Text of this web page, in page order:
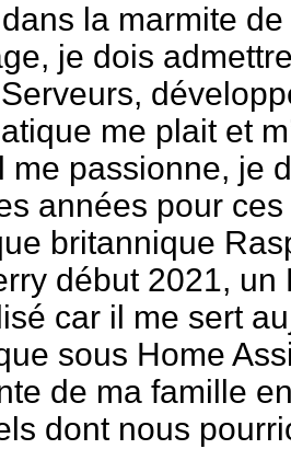
la marmite
je dois
me plait et
me passionne, je
années pour
britannique
début 2021,
car il me sert
sous Home
de ma famille
dont nous